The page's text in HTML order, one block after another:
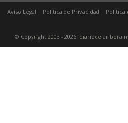
Aviso Legal Política de Privacidad Política
© Copyright 2003 - 2026.